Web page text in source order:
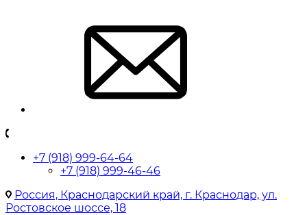
+7 (918) 999-64-64
+7 (918) 999-46-46
Россия, Краснодарский край, г. Краснодар, ул.
Ростовское шоссе, 18